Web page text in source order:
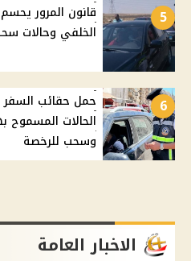
5
قانون المرور
الخلفي وحالات
6
حمل حقائب السفر
الحالات المسموح
وسحب للرخصة
الاخبار العامة